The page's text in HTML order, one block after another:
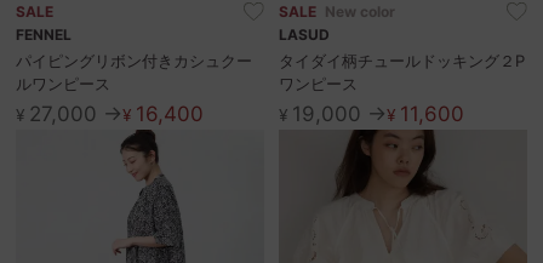
SALE
FENNEL
パイピングリボン付きカシュクー
ルワンピース
¥27,000 →¥16,400
SALE New color
LASUD
タイダイ柄チュールドッキング２P
ワンピース
¥19,000 →¥11,600